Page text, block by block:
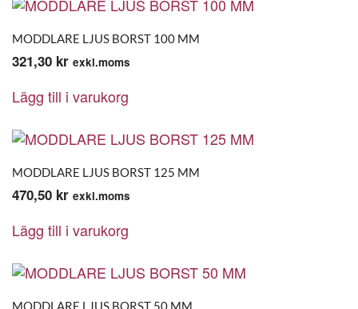
MODDLARE LJUS BORST 100 MM
321,30 kr exkl.moms
Lägg till i varukorg
MODDLARE LJUS BORST 125 MM
470,50 kr exkl.moms
Lägg till i varukorg
MODDLARE LJUS BORST 50 MM